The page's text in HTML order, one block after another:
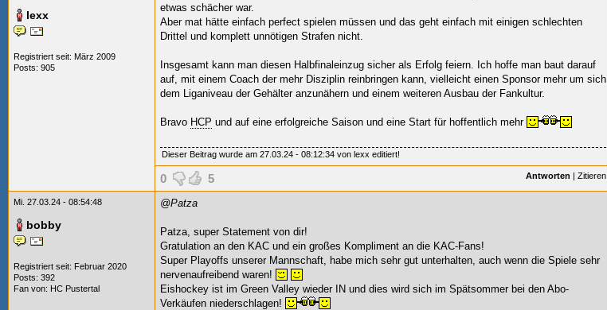
lexx
Registriert seit: März 2009
Posts: 905
etwas schächer war.
Aber mat hätte einfach perfect spielen müssen und das geht einfach mit einigen schlechten
Drittel und komplett unnötigen Strafen nicht.
Insgesamt kann man diesen Halbfinaleinzug sicher als Erfolg feiern. Ich hoffe man baut darauf
auf, mit einem Coach der mehr Disziplin reinbringen kann, vielleicht einen Sponsor mehr um sich
dem Liganiveau der Gehälter anzunähern und einem weiteren Ausbau der Fankultur.
Bravo HCP und auf eine erfolgreiche Saison und eine Start für hoffentlich mehr
Dieser Beitrag wurde am 27.03.24 - 08:12:34 von lexx editiert!
0 5 Antworten | Zitieren
Mi. 27.03.24 - 08:54:48
bobby
Registriert seit: Februar 2020
Posts: 392
Fan von: HC Pustertal
@Patza
Patza, super Statement von dir!
Gratulation an den KAC und ein großes Kompliment an die KAC-Fans!
Super Playoffs unserer Mannschaft, habe mich sehr gut unterhalten, auch wenn die Spiele sehr
nervenaufreibend waren!
Eishockey ist im Green Valley wieder IN und dies wird sich im Spätsommer bei den Abo-
Verkäufen niederschlagen!